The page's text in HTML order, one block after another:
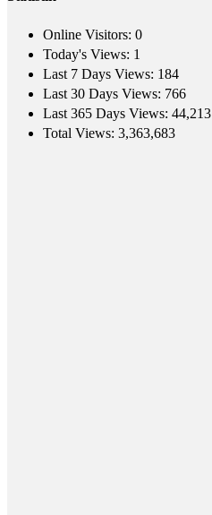
Online Visitors: 0
Today's Views: 1
Last 7 Days Views: 184
Last 30 Days Views: 766
Last 365 Days Views: 44,213
Total Views: 3,363,683